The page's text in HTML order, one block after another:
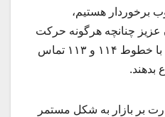
برخوردار هستیم،
چنانچه هرگونه حرکت
مشکوک را مشاهده کردند، با خطوط ۱۱۴ و ۱۱۳ تماس
بدهند.
بر بازار به شکل مستمر